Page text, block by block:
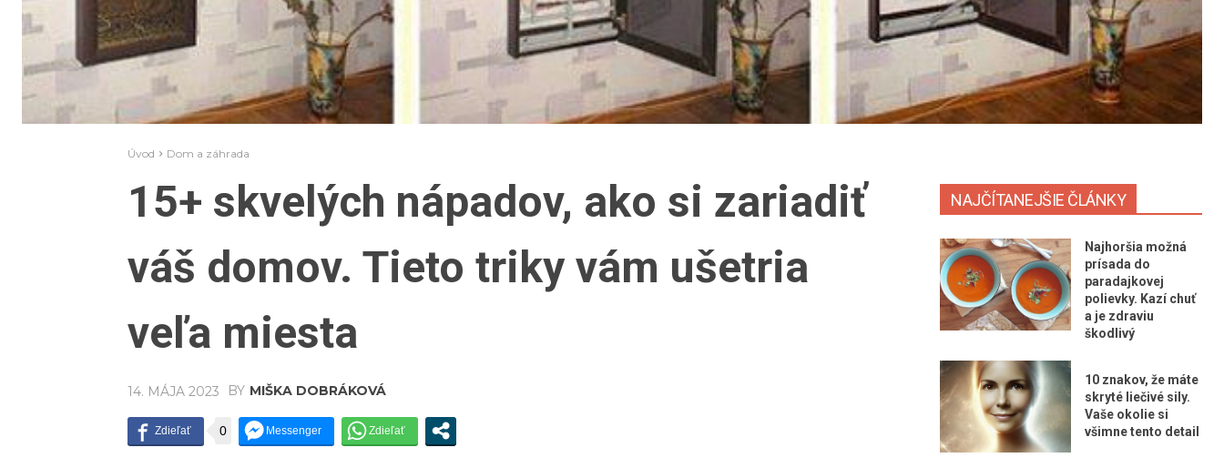
Úvod Dom a záhrada
15+ skvelých nápadov, ako si zariadiť
váš domov. Tieto triky vám ušetria
veľa miesta
14. MÁJA 2023 BY MIŠKA DOBRÁKOVÁ
0
NAJČÍTANEJŠIE ČLÁNKY
Najhoršia možná
prísada do
paradajkovej
polievky. Kazí chuť
a je zdraviu
škodlivý
10 znakov, že máte
skryté liečivé sily.
Vaše okolie si
všimne tento detail